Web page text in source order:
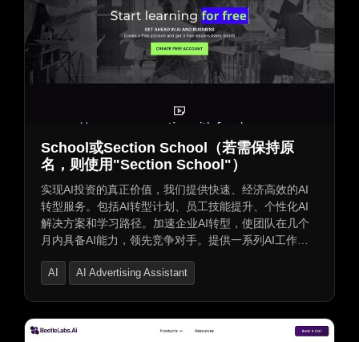
School或Section School（若需保持原
名，则使用"Section School"）
实现AI投资的真正价值，我们提供快速、经济高效的AI
转型服务。包括AI转型计划、员工技能提升、个性化AI
解决方案和学习路径。加速企业AI转型，使团队在几个
月内具备AI能力，领先竞争对手。提供一系列AI工作坊
练和专业支持，帮助企业领导层及团队有效应用AI。
AI
AI Advertising Assistant